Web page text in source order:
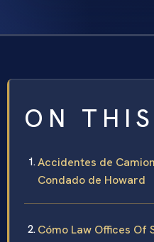
ON
Accidentes de
Condado de Howard
Cómo Law Offices Of